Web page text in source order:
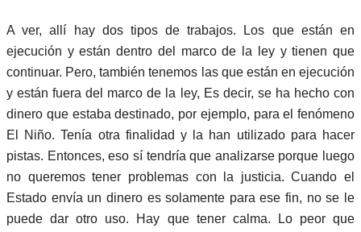
A ver, allí hay dos tipos de trabajos. Los que están en
ejecución y están dentro del marco de la ley y tienen que
continuar. Pero, también tenemos las que están en ejecución
y están fuera del marco de la ley, Es decir, se ha hecho con
dinero que estaba destinado, por ejemplo, para el fenómeno
El Niño. Tenía otra finalidad y la han utilizado para hacer
pistas. Entonces, eso sí tendría que analizarse porque luego
no queremos tener problemas con la justicia. Cuando el
Estado envía un dinero es solamente para ese fin, no se le
puede dar otro uso. Hay que tener calma. Lo peor que